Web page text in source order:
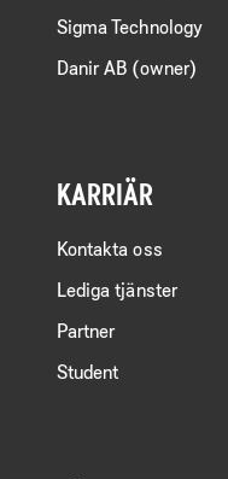
Sigma Technology
Danir AB (owner)
KARRIÄR
Kontakta oss
Lediga tjänster
Partner
Student